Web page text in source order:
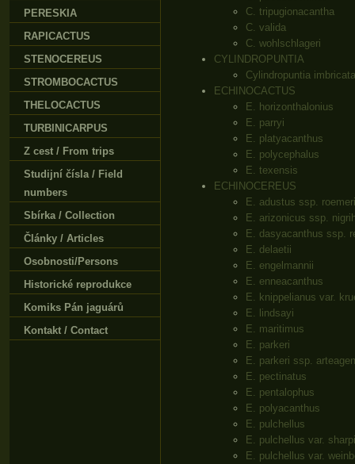
C. tripugionacantha
C. valida
C. wohlschlageri
CYLINDROPUNTIA
Cylindropuntia imbricata
ECHINOCACTUS
E. horizonthalonius
E. parryi
E. platyacanthus
E. polycephalus
E. texensis
ECHINOCEREUS
E. adustus ssp.
E. arizonicus ssp.
E. dasyacanthus ssp.
E. delaetii
E. engelmannii
E. enneacanthus
E. knippelianus var.
E. lindsayi
E. maritimus
E. parkeri
E. parkeri ssp.
E. pectinatus
E. pentalophus
E. polyacanthus
E. pulchellus
E. pulchellus var.
E. pulchellus var.
PERESKIA
RAPICACTUS
STENOCEREUS
STROMBOCACTUS
THELOCACTUS
TURBINICARPUS
Z cest / From trips
Studijní čísla / Field
numbers
Sbírka / Collection
Články / Articles
Osobnosti/Persons
Historické reprodukce
Komiks Pán jaguárů
Kontakt / Contact